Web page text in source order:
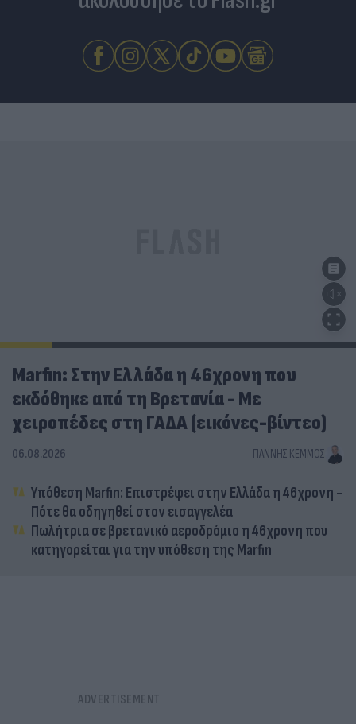
Marfin: Στην Ελλάδα η 46χρονη που
εκδόθηκε από τη Βρετανία - Με
χειροπέδες στη ΓΑΔΑ (εικόνες-βίντεο)
06.08.2026 ΓΙΆΝΝΗΣ ΚΈΜΜΟΣ
Υπόθεση Marfin: Επιστρέφει στην Ελλάδα η 46χρονη -
Πότε θα οδηγηθεί στον εισαγγελέα
Πωλήτρια σε βρετανικό αεροδρόμιο η 46χρονη που
κατηγορείται για την υπόθεση της Marfin